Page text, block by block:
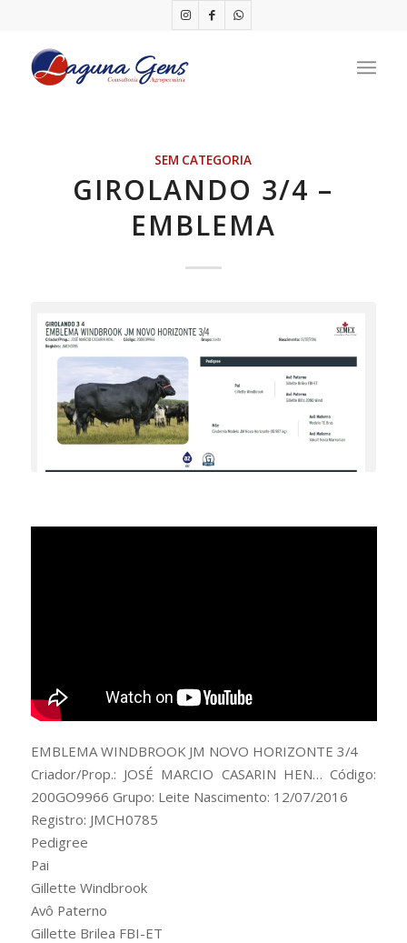
SEM CATEGORIA
GIROLANDO 3/4 –
EMBLEMA
EMBLEMA WINDBROOK JM NOVO HORIZONTE 3/4
Criador/Prop.: JOSÉ MARCIO CASARIN HEN… Código:
200GO9966 Grupo: Leite Nascimento: 12/07/2016
Registro: JMCH0785
Pedigree
Pai
Gillette Windbrook
Avô Paterno
Gillette Brilea FBI-ET